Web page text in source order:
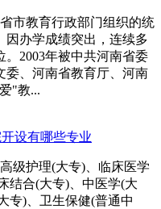
市教育行政部门组织的统
因办学成绩突出，连续多
2003年被中共河南省委
委、河南省教育厅、河南
"教...
设有哪些专业
级护理(大专)、临床医学
结合(大专)、中医学(大
专)、卫生保健(普通中